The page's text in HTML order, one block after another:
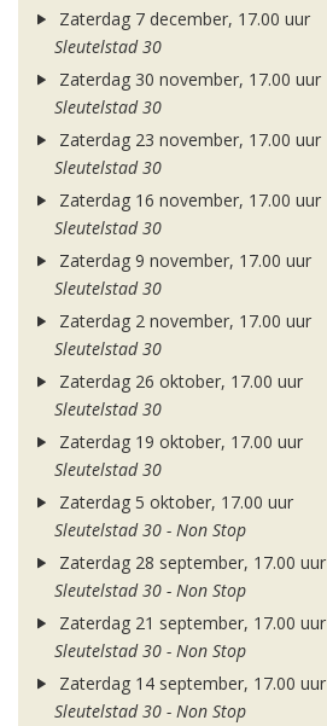
Zaterdag 7 december, 17.00 uur
Sleutelstad 30
Zaterdag 30 november, 17.00 uur
Sleutelstad 30
Zaterdag 23 november, 17.00 uur
Sleutelstad 30
Zaterdag 16 november, 17.00 uur
Sleutelstad 30
Zaterdag 9 november, 17.00 uur
Sleutelstad 30
Zaterdag 2 november, 17.00 uur
Sleutelstad 30
Zaterdag 26 oktober, 17.00 uur
Sleutelstad 30
Zaterdag 19 oktober, 17.00 uur
Sleutelstad 30
Zaterdag 5 oktober, 17.00 uur
Sleutelstad 30 - Non Stop
Zaterdag 28 september, 17.00 uur
Sleutelstad 30 - Non Stop
Zaterdag 21 september, 17.00 uur
Sleutelstad 30 - Non Stop
Zaterdag 14 september, 17.00 uur
Sleutelstad 30 - Non Stop